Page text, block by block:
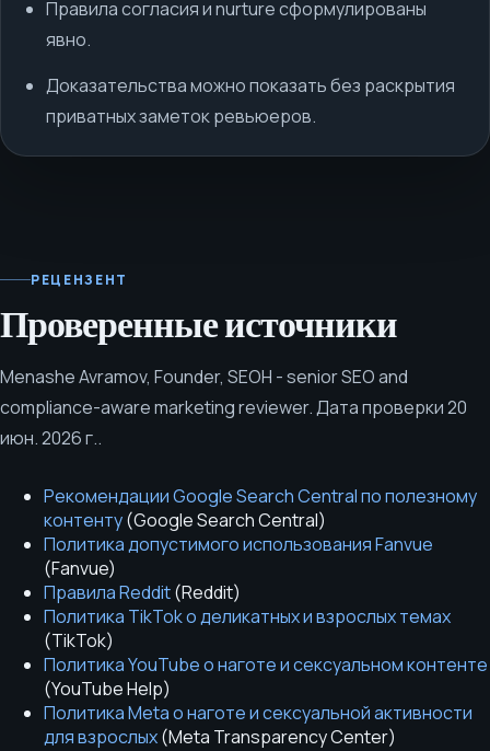
Правила согласия и nurture сформулированы
явно.
Доказательства можно показать без раскрытия
приватных заметок ревьюеров.
РЕЦЕНЗЕНТ
Проверенные источники
Menashe Avramov, Founder, SEOH - senior SEO and
compliance-aware marketing reviewer.Дата проверки20
июн. 2026 г..
Рекомендации Google Search Central по полезному
контенту(Google Search Central)
Политика допустимого использования Fanvue
(Fanvue)
Правила Reddit(Reddit)
Политика TikTok о деликатных и взрослых темах
(TikTok)
Политика YouTube о наготе и сексуальном контенте
(YouTube Help)
Политика Meta о наготе и сексуальной активности
для взрослых(Meta Transparency Center)